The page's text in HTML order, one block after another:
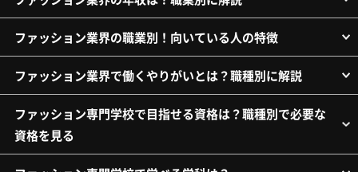
ファッション業界の職業別！向いている人の特徴
ファッション業界で働くやりがいとは？職種別に解説
ファッション専門学校で目指せる資格は？職種別で必要な
資格を見る